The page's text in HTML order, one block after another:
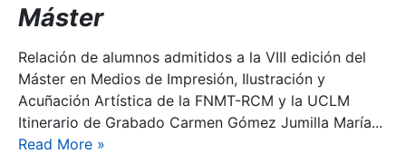
Máster
Relación de alumnos admitidos a la VIII edición del
Máster en Medios de Impresión, Ilustración y
Acuñación Artística de la FNMT-RCM y la UCLM
Itinerario de Grabado Carmen Gómez Jumilla María...
Read More »